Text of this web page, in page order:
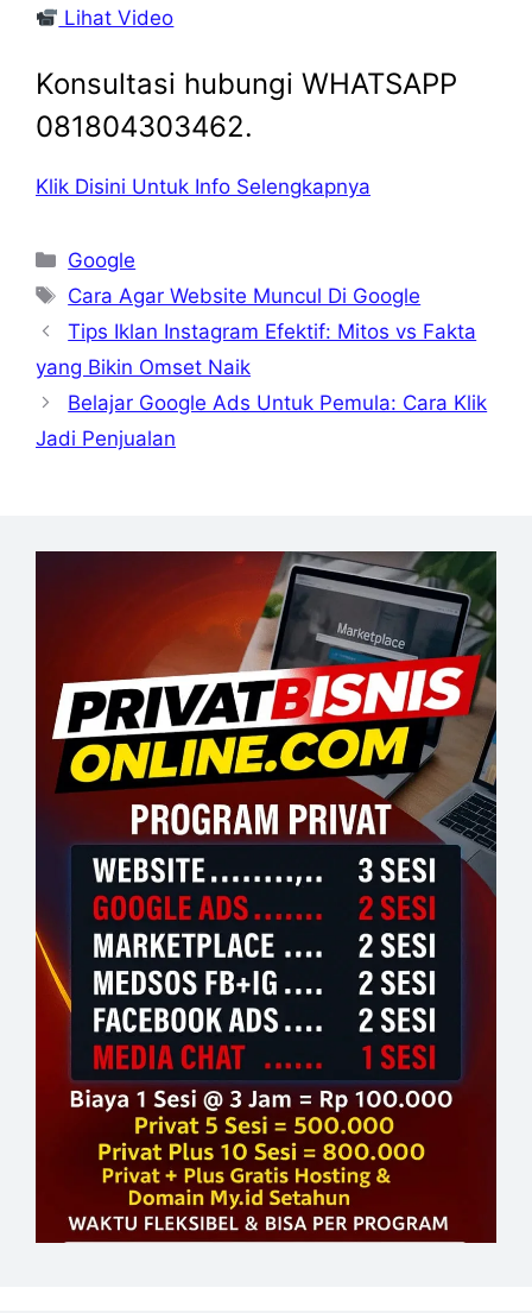
Lihat Video
Konsultasi hubungi WHATSAPP
081804303462.
Klik Disini Untuk Info Selengkapnya
Kategori
Google
Tag
Cara Agar Website Muncul Di Google
Tips Iklan Instagram Efektif: Mitos vs Fakta
yang Bikin Omset Naik
Belajar Google Ads Untuk Pemula: Cara Klik
Jadi Penjualan